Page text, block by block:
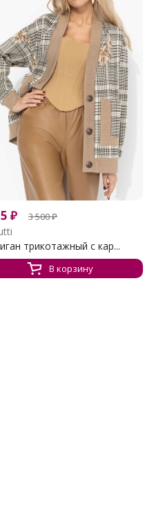
₽ 3 500₽
трикотажный с кар...
В корзину